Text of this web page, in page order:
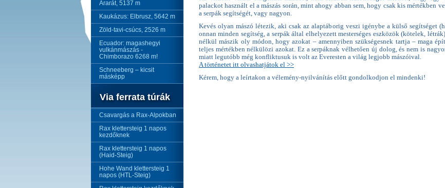
Ararát, 5137 m
Kaukázus: Elbrusz, 5642 m
Zöld-tavi-csúcs, 2526 m
Ecuador: magashegyi
vulkánmászás -
Chimborazo 6268 m!
Schneeberg – kicsit
másképp
Via ferrata túrák
Csavargás a Rax-Alpokban
Rax klettersteig 1 napos
kezdőknek
Rax klettersteig 1 napos
(Haid-Steig)
Hohe Wand klettersteig 1
napos (HTL-Steig)
palackot használt el a mászás során, mint ahogy abban sem, hogy csak kis mértékben
a serpák segítségét, vagy nagyon.
Kevés olyan mászó létezik, aki csak az alaptáborig veszi igénybe a külső segítséget
onnan minden segítség, a serpák által elhelyezett mesterséges eszközök (kötelek,
nélkül mászik oly módon, hogy azokat – amennyiben szükségesnek tartja – maga
teljes mértékben nélkülözi azokat. Ez a serpáknak vélhetően új dolog, és nem is
miatt legutóbb még konfliktusuk is volt az Everesten a világ legjobb mászóival.
A történetet itt olvashatjátok el >>
Kérem, hogy a leírtakon a vélemény-nyilvánítás előtt gondolkodjon el mindenki!